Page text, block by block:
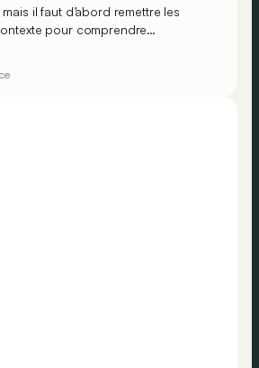
il faut d’abord remettre les
pour comprendre